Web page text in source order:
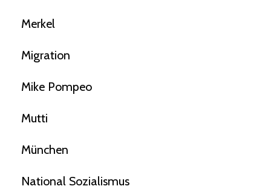
Merkel
Migration
Mike Pompeo
Mutti
München
National Sozialismus